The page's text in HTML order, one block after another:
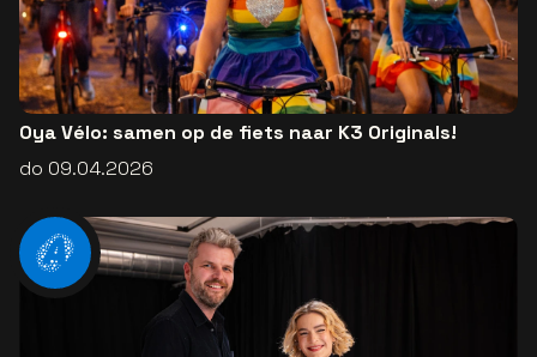
Oya Vélo: samen op de fiets naar K3 Originals!
do 09.04.2026